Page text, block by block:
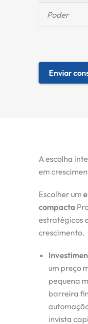
Poder
Enviar
A escolha
em
Escolher um
compacta
estratégicos
crescimento.
um preço
pequena
barreira
invista